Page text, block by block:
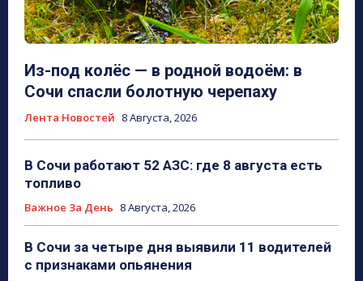
Из-под колёс — в родной водоём: в
Сочи спасли болотную черепаху
Лента Новостей 8 Августа, 2026
В Сочи работают 52 АЗС: где 8 августа есть
топливо
Важное За День 8 Августа, 2026
В Сочи за четыре дня выявили 11 водителей
с признаками опьянения